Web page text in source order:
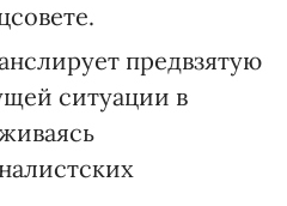
предвзятую
ситуации в